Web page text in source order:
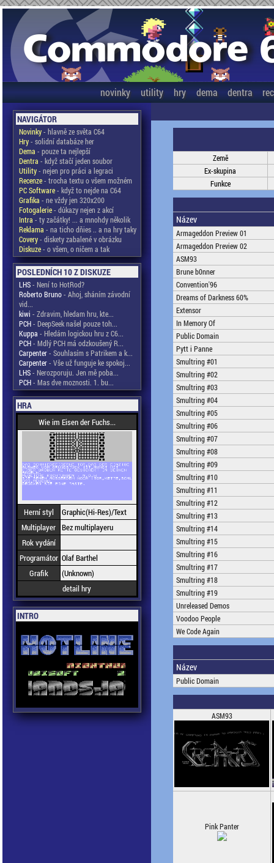
novinky utility hry dema dentra
NAVIGÁTOR
Novinky- hlavně ze světa C64
Hry- solidní databáze her
Dema - pouze ta nejlepší
Dentra - když stačí jeden soubor
Utility- nejen pro práci a legraci
Recenze- trocha textu o všem možném
PC Software- když to nejde na C64
Grafika - ne vždy jen 320x200
Fotogalerie- důkazy nejen z akcí
Intra - ty začátky! ... a mnohdy několik
Reklama - na ticho dňies .. a na hry taky
Covery- diskety zabalené v obrázku
Diskuze- o všem, o ničem a tak
POSLEDNÍCH 10 Z DISKUZE
LHS- Není to HotRod?
Roberto Bruno- Ahoj, sháním závodní
vid...
kiwi - Zdravim, hledam hru, kte...
PCH- DeepSeek našel pouze toh...
Kuppa - Hledám logickou hru z C6...
PCH- Mdlý PCH má odzkoušený R...
Carpenter- Souhlasím s Patrikem a k...
Carpenter- Vše už funguje ke spokoj...
LHS- Nerozporuju. Jen mě poba...
PCH- Mas dve moznosti. 1. bu...
HRA
Wie im Eisen der Fuchs...
Herní styl
Graphic(Hi-Res)/Text
Multiplayer Bez multiplayeru
Rok vydání
Programátor Olaf Barthel
Grafik
(Unknown)
detail hry
INTRO
Země
Ex-skupina
Funkce
Název
Armageddon Preview 01
Armageddon Preview 02
ASM93
Brune b0nner
Convention'96
Dreams of Darkness 60%
Extensor
In Memory Of
Public Domain
Pytt i Panne
Smultring #01
Smultring #02
Smultring #03
Smultring #04
Smultring #05
Smultring #06
Smultring #07
Smultring #08
Smultring #09
Smultring #10
Smultring #11
Smultring #12
Smultring #13
Smultring #14
Smultring #15
Smultring #16
Smultring #17
Smultring #18
Smultring #19
Unreleased Demos
Voodoo People
We Code Again
Název
Public Domain
ASM93
Pink Panter